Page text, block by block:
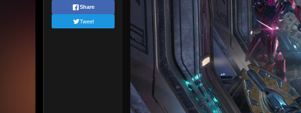
Share
Tweet